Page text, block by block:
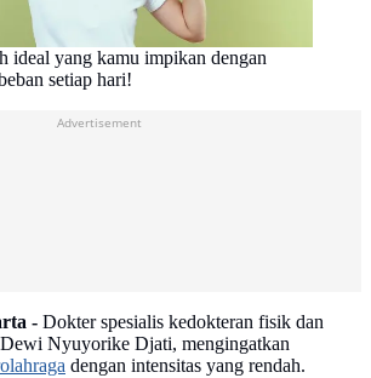
ideal yang kamu impikan dengan
setiap hari!
Advertisement
- Dokter spesialis kedokteran fisik dan
Nyuyorike Djati, mengingatkan
dengan intensitas yang rendah.